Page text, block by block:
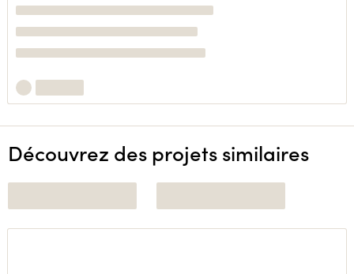
Découvrez des projets similaires